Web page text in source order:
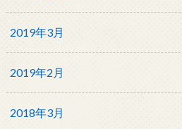
2019年3月
2019年2月
2018年3月